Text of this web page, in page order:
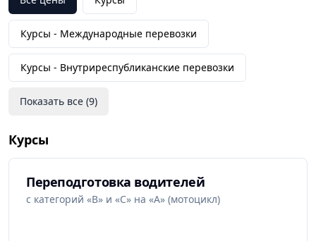
Выбирайте "Академтранс" для повышения
квалификации и успешной карьеры в сфере
автоперевозок.
вам самые лучшие условия и результаты
Курсы - Международные перевозки
Курсы - Внутриреспубликанские перевозки
Показать все (9)
Курсы
Переподготовка водителей
с категорий «B» и «C» на «А» (мотоцикл)